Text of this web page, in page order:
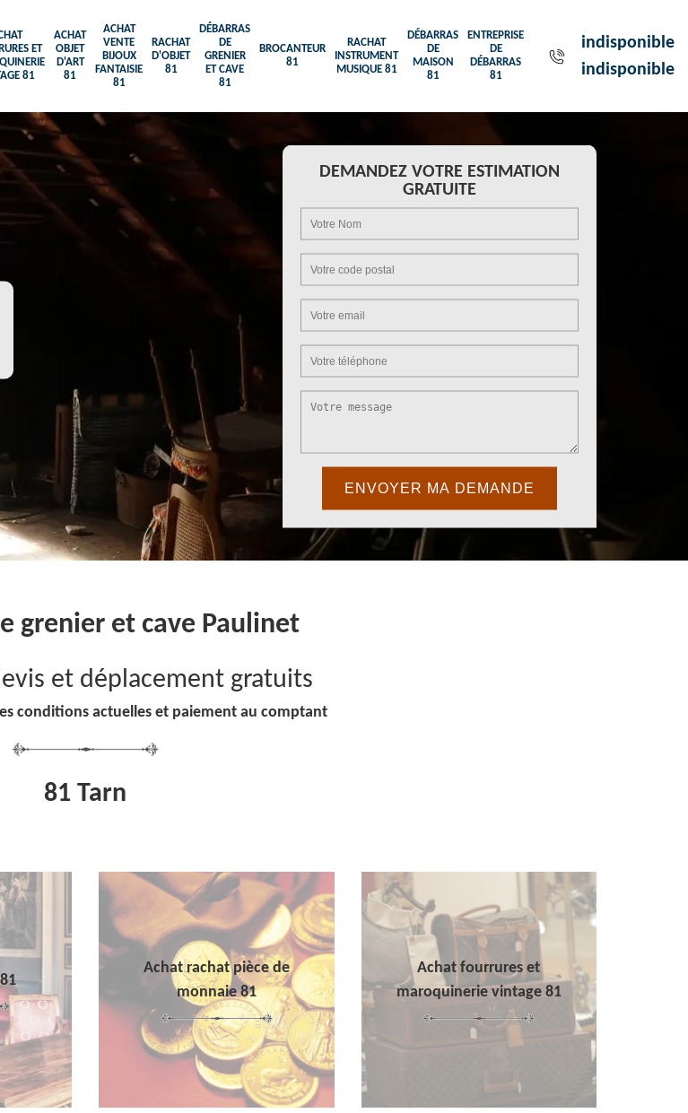
ET
81
ACHAT
OBJET
D'ART
81
ACHAT
VENTE
BIJOUX
FANTAISIE
81
RACHAT
D'OBJET
81
DÉBARRAS
DE
GRENIER
ET CAVE
81
BROCANTEUR
81
RACHAT
INSTRUMENT
MUSIQUE 81
DÉBARRAS
DE
MAISON
81
ENTREPRISE
DE
DÉBARRAS
81
indisponible
indisponible
DEMANDEZ VOTRE ESTIMATION
GRATUITE
grenier et cave Paulinet
et déplacement gratuits
conditions actuelles et paiement au comptant
81 Tarn
Achat rachat pièce de
monnaie 81
Achat fourrures et
maroquinerie vintage 81